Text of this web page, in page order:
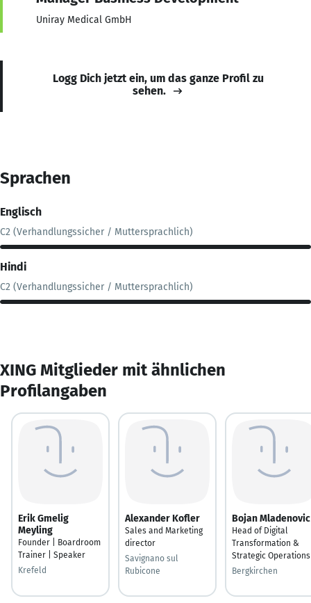
Uniray Medical GmbH
Logg Dich jetzt ein, um das ganze Profil zu
sehen.
Sprachen
Englisch
C2 (Verhandlungssicher / Muttersprachlich)
Hindi
C2 (Verhandlungssicher / Muttersprachlich)
XING Mitglieder mit ähnlichen
Profilangaben
Erik Gmelig
Meyling
Founder | Boardroom
Trainer | Speaker
Krefeld
Alexander Kofler
Sales and Marketing
director
Savignano sul
Rubicone
Bojan Mladenovic
Head of Digital
Transformation &
Strategic Operations
Bergkirchen